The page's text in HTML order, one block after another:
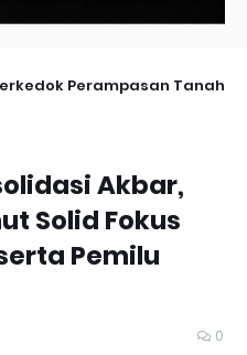
Perampasan Tanah
Akbar,
Solid Fokus
Pemilu
0